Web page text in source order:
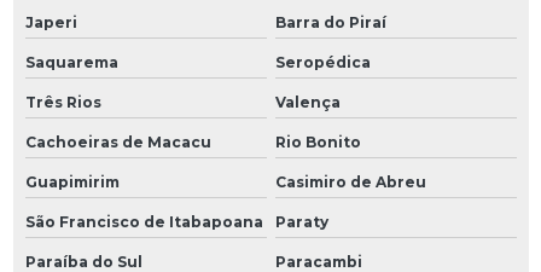
Japeri Barra do Piraí
Saquarema Seropédica
Três Rios Valença
Cachoeiras de Macacu Rio Bonito
Guapimirim Casimiro de Abreu
São Francisco de Itabapoana Paraty
Paraíba do Sul Paracambi